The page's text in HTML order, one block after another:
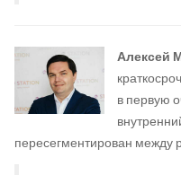
Алексей
в первую
пересегментирован между